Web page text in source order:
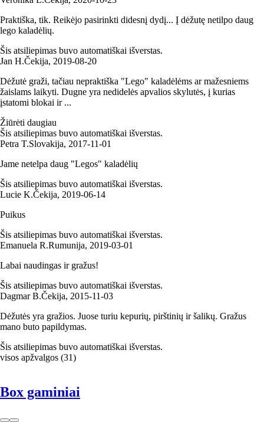
Praktiška, tik. Reikėjo pasirinkti didesnį dydį... Į dėžutę netilpo daug
lego kaladėlių.
Šis atsiliepimas buvo automatiškai išverstas.
Jan H.Čekija, 2019‑08‑20
Dėžutė graži, tačiau nepraktiška "Lego" kaladėlėms ar mažesniems
žaislams laikyti. Dugne yra nedidelės apvalios skylutės, į kurias
įstatomi blokai ir ...
Žiūrėti daugiau
Šis atsiliepimas buvo automatiškai išverstas.
Petra T.Slovakija, 2017‑11‑01
Jame netelpa daug "Legos" kaladėlių
Šis atsiliepimas buvo automatiškai išverstas.
Lucie K.Čekija, 2019‑06‑14
Puikus
Šis atsiliepimas buvo automatiškai išverstas.
Emanuela R.Rumunija, 2019‑03‑01
Labai naudingas ir gražus!
Šis atsiliepimas buvo automatiškai išverstas.
Dagmar B.Čekija, 2015‑11‑03
Dėžutės yra gražios. Juose turiu kepurių, pirštinių ir šalikų. Gražus
mano buto papildymas.
Šis atsiliepimas buvo automatiškai išverstas.
visos apžvalgos (31)
Box gaminiai